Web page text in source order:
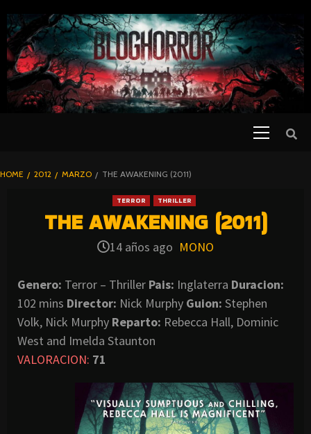
TO
CONTENT
BLOGHORROR
HOME 2012 MARZO THE AWAKENING (2011)
TERROR THRILLER
THE AWAKENING (2011)
14 años ago MONO
Genero: Terror – Thriller Pais: Inglaterra Duracion:
102 mins Director: Nick Murphy Guion: Stephen
Volk, Nick Murphy Reparto: Rebecca Hall, Dominic
West and Imelda Staunton
VALORACION: 71